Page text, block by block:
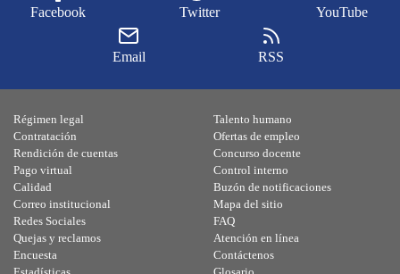
Facebook Twitter YouTube
Email RSS
Régimen legal
Contratación
Rendición de cuentas
Pago virtual
Calidad
Talento humano
Ofertas de empleo
Concurso docente
Control interno
Buzón de notificaciones
Correo institucional
Redes Sociales
Quejas y reclamos
Encuesta
Mapa del sitio
FAQ
Atención en línea
Contáctenos